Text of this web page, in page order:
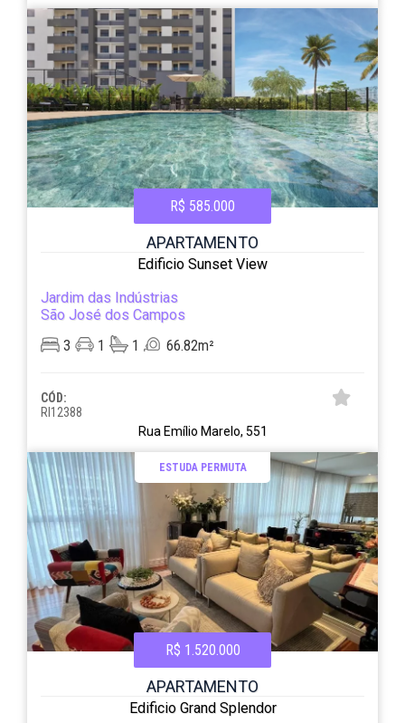
R$ 585.000
APARTAMENTO
Edificio Sunset View
Jardim das Indústrias
São José dos Campos
3
1 1 66.82m²
CÓD:
RI12388
Rua Emílio Marelo, 551
ESTUDA PERMUTA
R$ 1.520.000
APARTAMENTO
Edificio Grand Splendor